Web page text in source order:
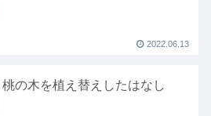
2022.06.13
桃の木を植え替えしたはなし